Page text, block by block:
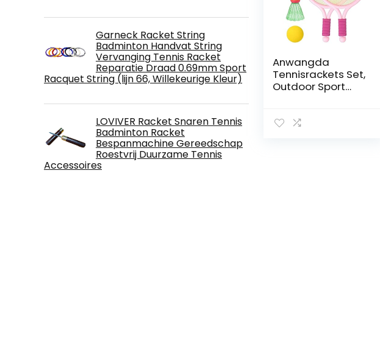
Garneck Racket String
Badminton Handvat String
Vervanging Tennis Racket
Reparatie Draad 0.69mm Sport
Racquet String (lijn 66, Willekeurige Kleur)
LOVIVER Racket Snaren Tennis
Badminton Racket
Bespanmachine Gereedschap
Roestvrij Duurzame Tennis
Accessoires
Anwangda
Tennisrackets Set,
Outdoor Sport
Ballen Training